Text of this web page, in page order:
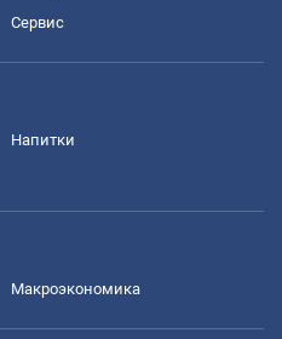
Сервис
Напитки
Mакроэкономика